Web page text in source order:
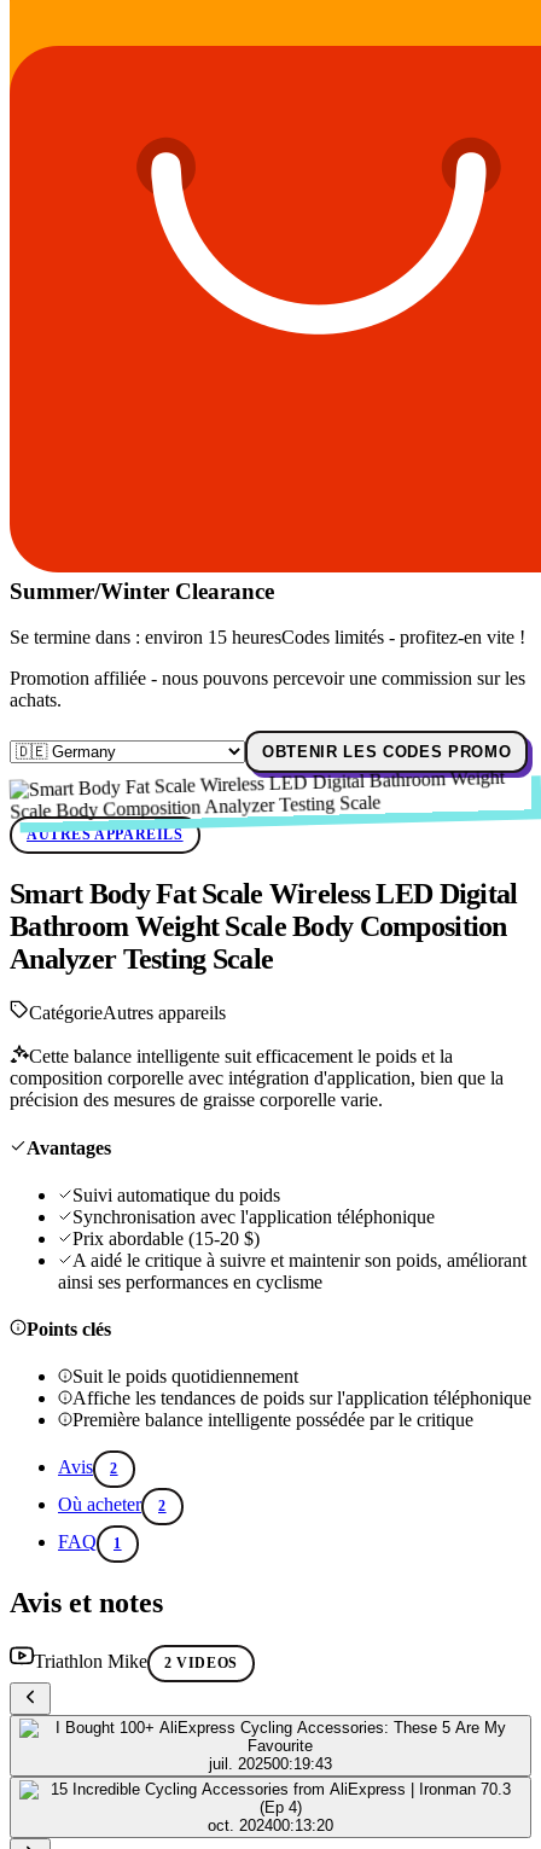
Summer/Winter Clearance
Se termine dans : environ 15 heuresCodes limités - profitez-en vite !
Promotion affiliée - nous pouvons percevoir une commission sur les
achats.
OBTENIR LES CODES PROMO
AUTRES APPAREILS
Smart Body Fat Scale Wireless LED Digital
Bathroom Weight Scale Body Composition
Analyzer Testing Scale
CatégorieAutres appareils
Cette balance intelligente suit efficacement le poids et la
composition corporelle avec intégration d'application, bien que la
précision des mesures de graisse corporelle varie.
Avantages
Suivi automatique du poids
Synchronisation avec l'application téléphonique
Prix abordable (15-20 $)
A aidé le critique à suivre et maintenir son poids, améliorant
ainsi ses performances en cyclisme
Points clés
Suit le poids quotidiennement
Affiche les tendances de poids sur l'application téléphonique
Première balance intelligente possédée par le critique
Avis 2
Où acheter 2
FAQ 1
Avis et notes
Triathlon Mike 2 VIDEOS
juil. 202500:19:43
oct. 202400:13:20